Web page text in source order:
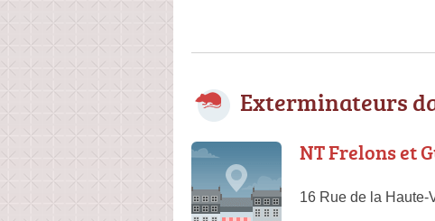
Exterminateurs
NT Frelons et
16 Rue de la